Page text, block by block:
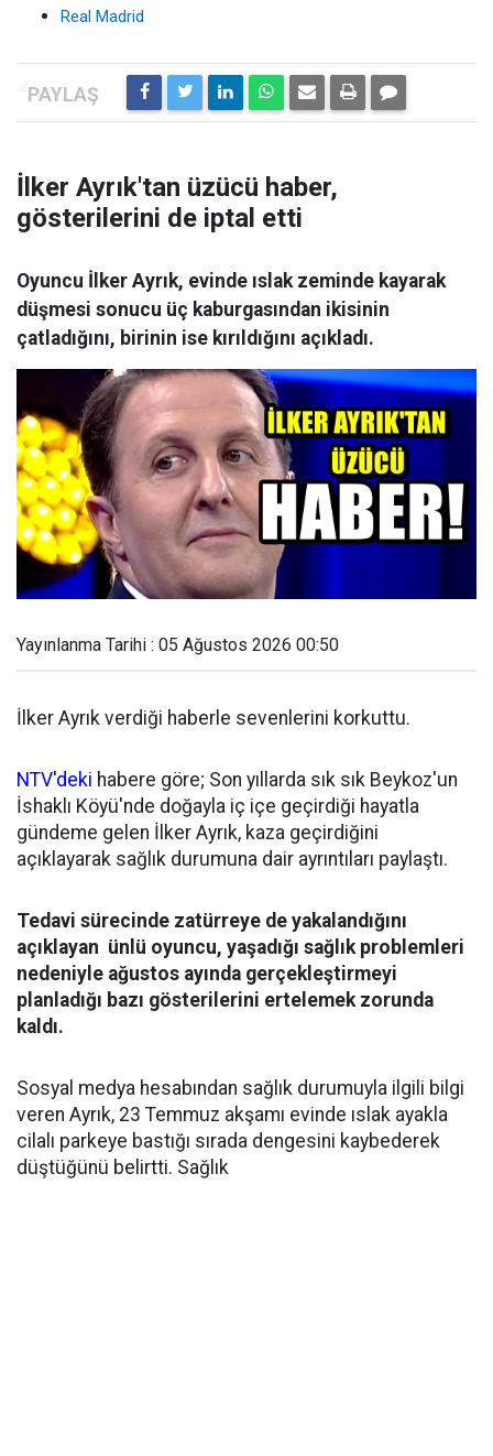
Real Madrid
İlker Ayrık'tan üzücü haber,
gösterilerini de iptal etti
Oyuncu İlker Ayrık, evinde ıslak zeminde kayarak
düşmesi sonucu üç kaburgasından ikisinin
çatladığını, birinin ise kırıldığını açıkladı.
Yayınlanma Tarihi : 05 Ağustos 2026 00:50
İlker Ayrık verdiği haberle sevenlerini korkuttu.
NTV'deki habere göre; Son yıllarda sık sık Beykoz'un
İshaklı Köyü'nde doğayla iç içe geçirdiği hayatla
gündeme gelen İlker Ayrık, kaza geçirdiğini
açıklayarak sağlık durumuna dair ayrıntıları paylaştı.
Tedavi sürecinde zatürreye de yakalandığını
açıklayan ünlü oyuncu, yaşadığı sağlık problemleri
nedeniyle ağustos ayında gerçekleştirmeyi
planladığı bazı gösterilerini ertelemek zorunda
kaldı.
Sosyal medya hesabından sağlık durumuyla ilgili bilgi
veren Ayrık, 23 Temmuz akşamı evinde ıslak ayakla
cilalı parkeye bastığı sırada dengesini kaybederek
düştüğünü belirtti. Sağlık